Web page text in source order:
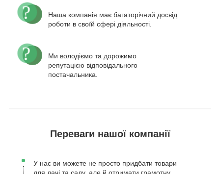
Наша компанія має багаторічний досвід
роботи в своїй сфері діяльності.
Ми володіємо та дорожимо
репутацією відповідального
постачальника.
Переваги нашої компанії
У нас ви можете не просто придбати товари